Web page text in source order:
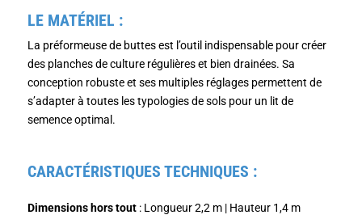
LE MATÉRIEL :
La préformeuse de buttes est l’outil indispensable pour créer
des planches de culture régulières et bien drainées. Sa
conception robuste et ses multiples réglages permettent de
s’adapter à toutes les typologies de sols pour un lit de
semence optimal.
CARACTÉRISTIQUES TECHNIQUES :
Dimensions hors tout: Longueur 2,2 m | Hauteur 1,4 m